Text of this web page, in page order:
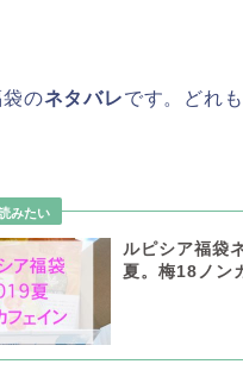
のネタバレです。どれ
ルピシア福袋
夏。梅18ノン